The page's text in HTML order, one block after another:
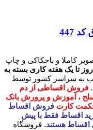
447
کاملا و باحکاکی و چاپ
سفارشات بین 2 روز تا یک هفته کاری بسته به
به سراسر کشور توسط
فروش اقساطی از دم
، آموزش و پرورش بانک
کارت فروش اقساط
اقساط فقط با پیش
فروشگاه